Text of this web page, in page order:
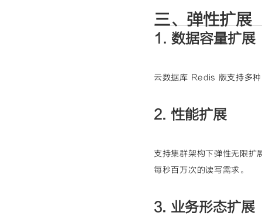
三、弹性扩展
1. 数据容量扩展
云数据库 Redis 版支持多
2. 性能扩展
支持集群架构下弹性无限扩
每秒百万次的读写需求。
3. 业务形态扩展